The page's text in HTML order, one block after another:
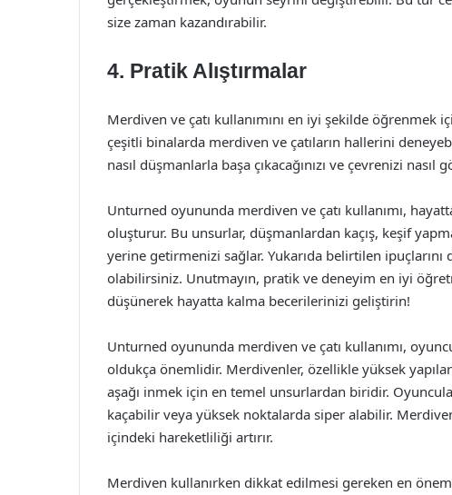
size zaman kazandırabilir.
4. Pratik Alıştırmalar
Merdiven ve çatı kullanımını en iyi şekilde öğrenmek
çeşitli binalarda merdiven ve çatıların hallerini
nasıl düşmanlarla başa çıkacağınızı ve çevrenizi
Unturned oyununda merdiven ve çatı kullanımı,
oluşturur. Bu unsurlar, düşmanlardan kaçış, keşif
yerine getirmenizi sağlar. Yukarıda belirtilen ipuçlarını
olabilirsiniz. Unutmayın, pratik ve deneyim en iyi
düşünerek hayatta kalma becerilerinizi geliştirin!
Unturned oyununda merdiven ve çatı kullanımı,
oldukça önemlidir. Merdivenler, özellikle yüksek
aşağı inmek için en temel unsurlardan biridir.
kaçabilir veya yüksek noktalarda siper alabilir.
içindeki hareketliliği artırır.
Merdiven kullanırken dikkat edilmesi gereken en